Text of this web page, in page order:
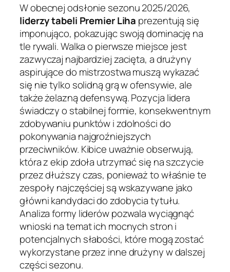
W obecnej odsłonie sezonu 2025/2026,
liderzy tabeli Premier Liha prezentują się
imponująco, pokazując swoją dominację na
tle rywali. Walka o pierwsze miejsce jest
zazwyczaj najbardziej zacięta, a drużyny
aspirujące do mistrzostwa muszą wykazać
się nie tylko solidną grą w ofensywie, ale
także żelazną defensywą. Pozycja lidera
świadczy o stabilnej formie, konsekwentnym
zdobywaniu punktów i zdolności do
pokonywania najgroźniejszych
przeciwników. Kibice uważnie obserwują,
która z ekip zdoła utrzymać się na szczycie
przez dłuższy czas, ponieważ to właśnie te
zespoły najczęściej są wskazywane jako
główni kandydaci do zdobycia tytułu.
Analiza formy liderów pozwala wyciągnąć
wnioski na temat ich mocnych stron i
potencjalnych słabości, które mogą zostać
wykorzystane przez inne drużyny w dalszej
części sezonu.